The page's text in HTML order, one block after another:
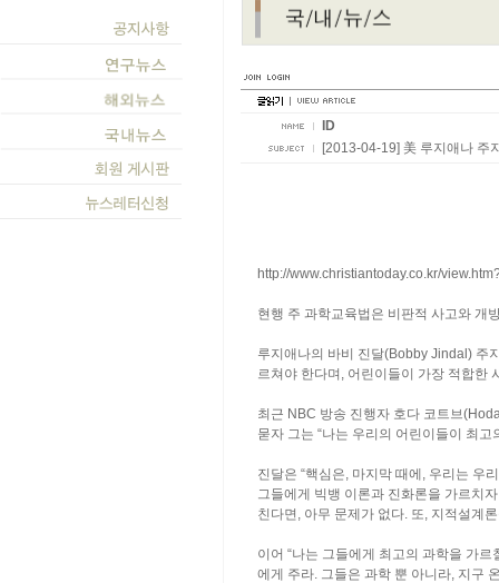
ID
[2013-04-19] 美 루지애나 주
http://www.christiantoday.co.kr/
현행 주 과학교육법은 비판적 사고와 개
루지애나의 바비 진달(Bobby Jindal) 주
르쳐야 한다며, 어린이들이 가장 적합한
최근 NBC 방송 진행자 호다 코트브
묻자 그는 “나는 우리의 어린이들이 최
진달은 “핵심은, 마지막 때에, 우리는 우
그들에게 빅뱅 이론과 진화론을 가르치
친다면, 아무 문제가 없다. 또, 지적설계
이어 “나는 그들에게 최고의 과학을 가
에게 주라. 그들은 과학 뿐 아니라, 지구